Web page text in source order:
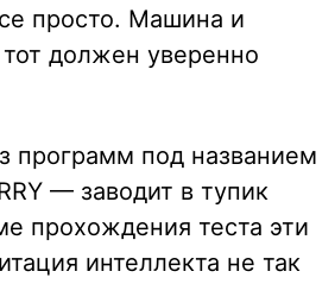
просто. Машина и
должен уверенно
программ под названием
— заводит в тупик
прохождения теста эти
интеллекта не так